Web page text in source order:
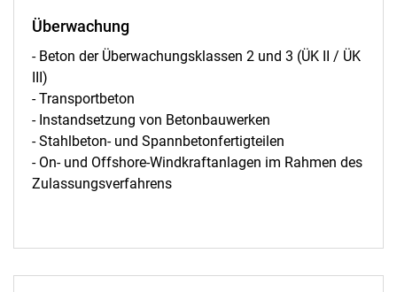
Überwachung
- Beton der Überwachungsklassen 2 und 3 (ÜK II / ÜK
III)
- Transportbeton
- Instandsetzung von Betonbauwerken
- Stahlbeton- und Spannbetonfertigteilen
- On- und Offshore-Windkraftanlagen im Rahmen des
Zulassungsverfahrens